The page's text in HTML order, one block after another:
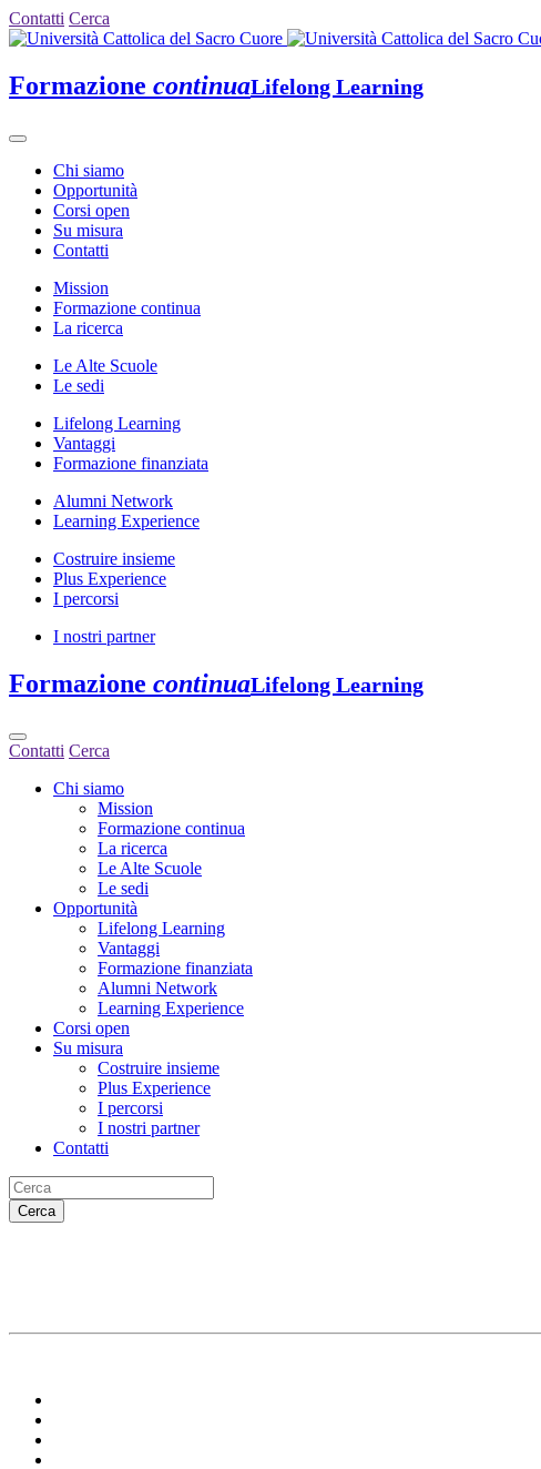
Contatti Cerca
Formazione continuaLifelong Learning
Chi siamo
Opportunità
Corsi open
Su misura
Contatti
Mission
Formazione continua
La ricerca
Le Alte Scuole
Le sedi
Lifelong Learning
Vantaggi
Formazione finanziata
Alumni Network
Learning Experience
Costruire insieme
Plus Experience
I percorsi
I nostri partner
Formazione continuaLifelong Learning
Contatti Cerca
Chi siamo
Mission
Formazione continua
La ricerca
Le Alte Scuole
Le sedi
Opportunità
Lifelong Learning
Vantaggi
Formazione finanziata
Alumni Network
Learning Experience
Corsi open
Su misura
Costruire insieme
Plus Experience
I percorsi
I nostri partner
Contatti
Cerca